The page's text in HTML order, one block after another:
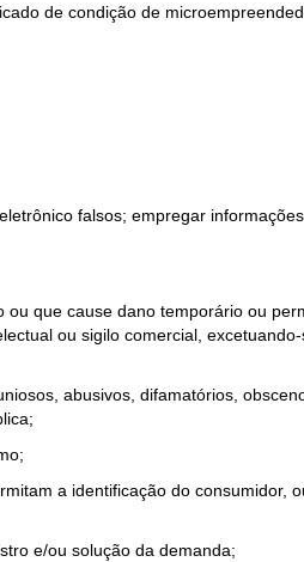
de condição de
falsos; empregar
que cause dano temporário ou
ou sigilo comercial,
abusivos, difamatórios,
a identificação do consumidor,
e/ou solução da demanda;